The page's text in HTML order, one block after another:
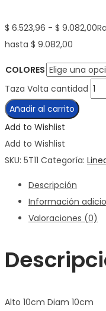
$ 6.523,96 - $ 9.082,00
hasta $ 9.082,00
COLORES
Taza Volta cantidad
Añadir al carrito
Add to Wishlist
Add to Wishlist
SKU: 5T11 Categoría:
Descripción
Información
Valoraciones (0)
Alto 10cm Diam 10cm